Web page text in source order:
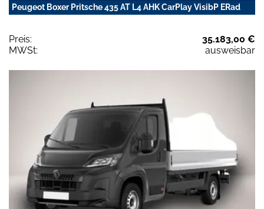
Peugeot Boxer Pritsche 435 AT L4 AHK CarPlay VisibP ERad
Preis:
35.183,00 €
MWSt:
ausweisbar